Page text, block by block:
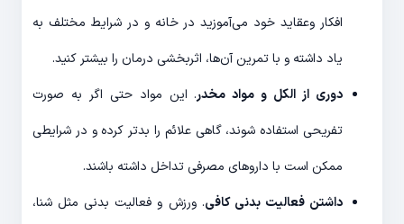
افکار وعقاید خود می‌آموزید در خانه و در شرایط مختلف به
یاد داشته و با تمرین آن‌ها، اثربخشی درمان را بیشتر کنید.
دوری از الکل و مواد مخدر. این مواد حتی اگر به صورت
تفریحی استفاده شوند، گاهی علائم را بدتر کرده و در شرایطی
ممکن است با داروهای مصرفی تداخل داشته باشند.
داشتن فعالیت بدنی کافی. ورزش و فعالیت بدنی مثل شنا،